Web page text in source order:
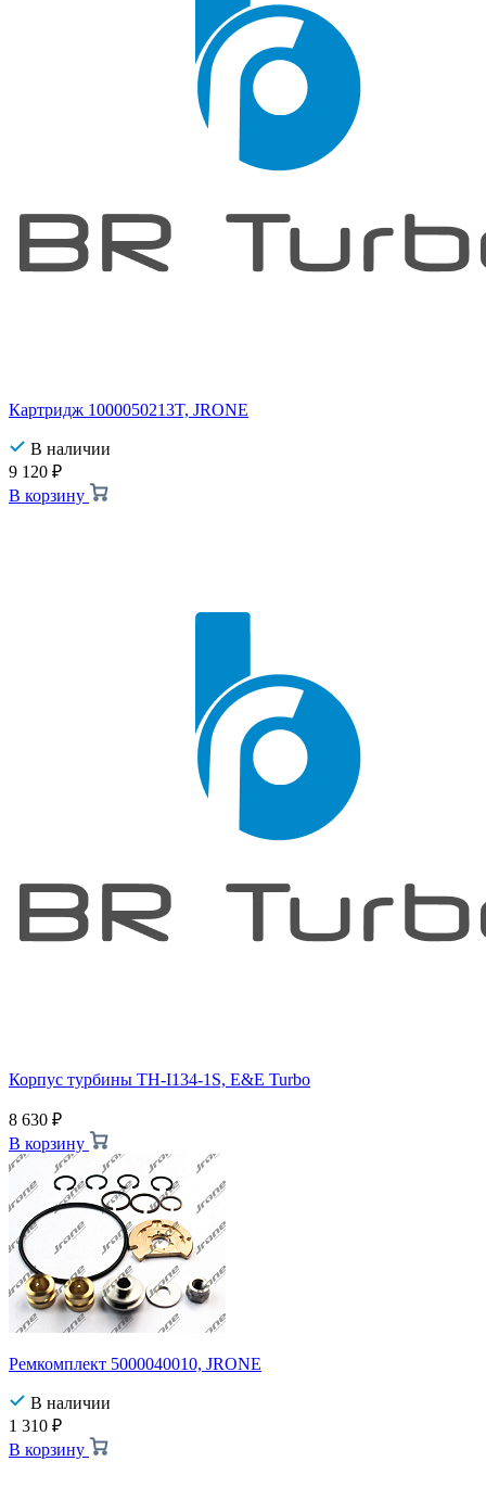
Картридж 1000050213T, JRONE
В наличии
9 120 ₽
В корзину
Корпус турбины TH-I134-1S, E&E Turbo
8 630 ₽
В корзину
Ремкомплект 5000040010, JRONE
В наличии
1 310 ₽
В корзину